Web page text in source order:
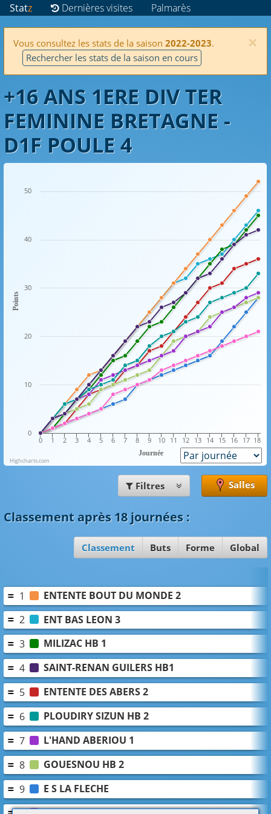
Statz Dernières visites Palmarès
×
Vous consultez les stats de la saison 2022-2023.
Rechercher les stats de la saison en cours
+16 ANS 1ERE DIV TER
FEMININE BRETAGNE -
D1F POULE 4
Journée
Points
0 1 2 3 4 5 6 7 8 9 10 11 12 13 14 15 16 17 18
0
10
20
30
40
50
Highcharts.com
Filtres Salles
Classement après 18 journées:
Classement Buts Forme Global
1
ENTENTE BOUT DU MONDE 2
2
ENT BAS LEON 3
3
MILIZAC HB 1
4
SAINT-RENAN GUILERS HB1
5
ENTENTE DES ABERS 2
6
PLOUDIRY SIZUN HB 2
7
L'HAND ABERIOU 1
8
GOUESNOU HB 2
9
E S LA FLECHE